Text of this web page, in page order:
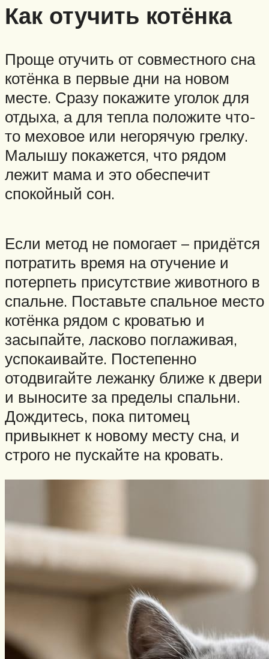
Как отучить котёнка
Проще отучить от совместного сна
котёнка в первые дни на новом
месте. Сразу покажите уголок для
отдыха, а для тепла положите что-
то меховое или негорячую грелку.
Малышу покажется, что рядом
лежит мама и это обеспечит
спокойный сон.
Если метод не помогает – придётся
потратить время на отучение и
потерпеть присутствие животного в
спальне. Поставьте спальное место
котёнка рядом с кроватью и
засыпайте, ласково поглаживая,
успокаивайте. Постепенно
отодвигайте лежанку ближе к двери
и выносите за пределы спальни.
Дождитесь, пока питомец
привыкнет к новому месту сна, и
строго не пускайте на кровать.